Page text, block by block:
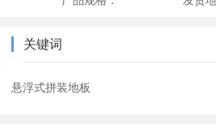
关键词
悬浮式拼装地板